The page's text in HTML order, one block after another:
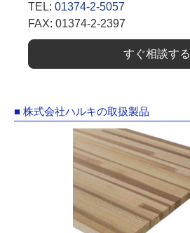
TEL: 01374-2-5057
FAX: 01374-2-2397
すぐ相談する
■ 株式会社ハルキの取扱製品